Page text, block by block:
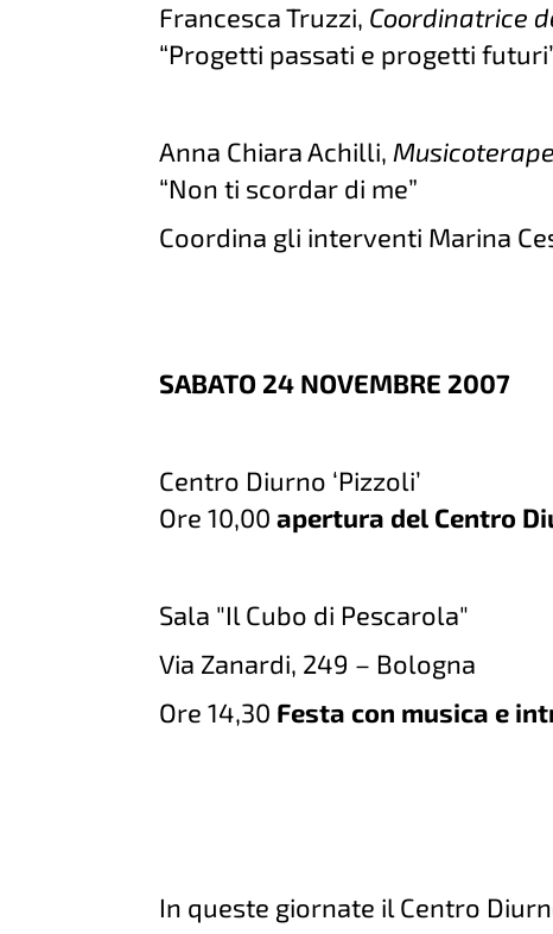
Francesca Truzzi, Coordinatrice
“Progetti passati e progetti
Anna Chiara Achilli,
“Non ti scordar di me”
Coordina gli interventi Marina
SABATO 24 NOVEMBRE 2007
Centro Diurno ‘Pizzoli’
Ore 10,00apertura del Centro
Sala "Il Cubo di Pescarola"
Via Zanardi, 249 – Bologna
Ore 14,30 Festa con musica e
In queste giornate il Centro